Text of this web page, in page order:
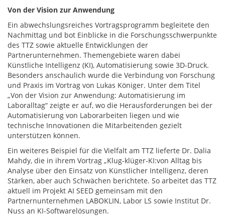
Von der Vision zur Anwendung
Ein abwechslungsreiches Vortragsprogramm begleitete den
Nachmittag und bot Einblicke in die Forschungsschwerpunkte
des TTZ sowie aktuelle Entwicklungen der
Partnerunternehmen. Themengebiete waren dabei
Künstliche Intelligenz (KI), Automatisierung sowie 3D-Druck.
Besonders anschaulich wurde die Verbindung von Forschung
und Praxis im Vortrag von Lukas Königer. Unter dem Titel
„Von der Vision zur Anwendung: Automatisierung im
Laboralltag“ zeigte er auf, wo die Herausforderungen bei der
Automatisierung von Laborarbeiten liegen und wie
technische Innovationen die Mitarbeitenden gezielt
unterstützen können.
Ein weiteres Beispiel für die Vielfalt am TTZ lieferte Dr. Dalia
Mahdy, die in ihrem Vortrag „Klug-klüger-KI:von Alltag bis
Analyse über den Einsatz von Künstlicher Intelligenz, deren
Stärken, aber auch Schwächen berichtete. So arbeitet das TTZ
aktuell im Projekt AI SEED gemeinsam mit den
Partnernunternehmen LABOKLIN, Labor LS sowie Institut Dr.
Nuss an KI-Softwarelösungen.